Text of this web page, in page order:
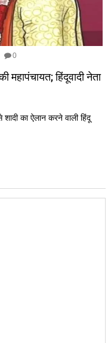
0
महापंचायत; हिंदूवादी नेता
का ऐलान करने वाली हिंदू